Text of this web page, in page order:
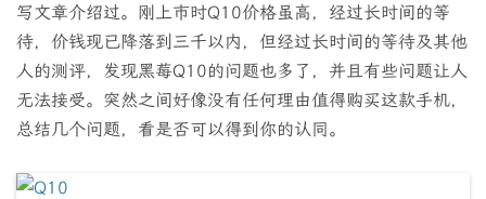
写文章介绍过。刚上市时Q10价格虽高，经过长时间的等
待，价钱现已降落到三千以内，但经过长时间的等待及其他
人的测评，发现黑莓Q10的问题也多了，并且有些问题让人
无法接受。突然之间好像没有任何理由值得购买这款手机，
总结几个问题，看是否可以得到你的认同。